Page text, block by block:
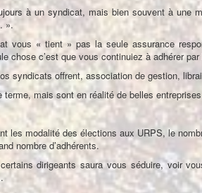
à un syndicat, mais bien souvent à une
».
vous « tient » pas la seule assurance
chose c’est que vous continuiez à adhérer
syndicats offrent, association de gestion,
mais sont en réalité de belles
les modalité des élections aux URPS, le
nombre d’adhérents.
dirigeants saura vous séduire, voir